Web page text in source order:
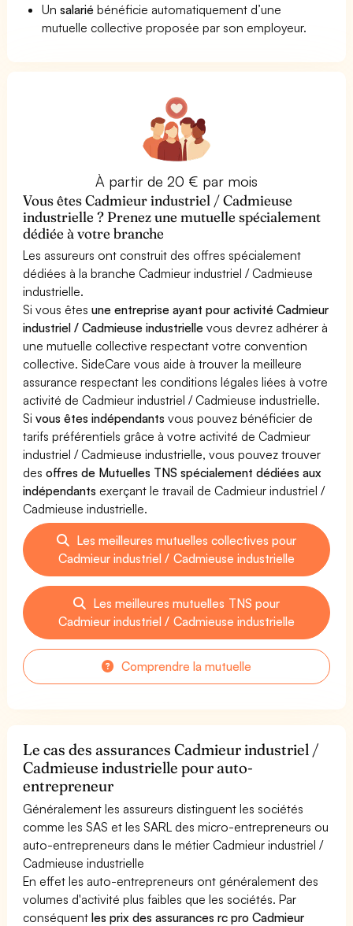
Unsalarié bénéficie automatiquement d’une
mutuelle collective proposée par son employeur.
À partir de 20 € par mois
Vous êtes Cadmieur industriel / Cadmieuse
industrielle ? Prenez une mutuelle spécialement
dédiée à votre branche
Les assureurs ont construit des offres spécialement
dédiées à la branche Cadmieur industriel / Cadmieuse
industrielle.
Si vous êtesune entreprise ayant pour activité Cadmieur
industriel / Cadmieuse industrielle vous devrez adhérer à
une mutuelle collective respectant votre convention
collective. SideCare vous aide à trouver la meilleure
assurance respectant les conditions légales liées à votre
activité de Cadmieur industriel / Cadmieuse industrielle.
Sivous êtes indépendants vous pouvez bénéficier de
tarifs préférentiels grâce à votre activité de Cadmieur
industriel / Cadmieuse industrielle, vous pouvez trouver
desoffres de Mutuelles TNS spécialement dédiées aux
indépendants exerçant le travail de Cadmieur industriel /
Cadmieuse industrielle.
Les meilleures mutuelles collectives pour
Cadmieur industriel / Cadmieuse industrielle
Les meilleures mutuelles TNS pour
Cadmieur industriel / Cadmieuse industrielle
Comprendre la mutuelle
Le cas des assurances Cadmieur industriel /
Cadmieuse industrielle pour auto-
entrepreneur
Généralement les assureurs distinguent les sociétés
comme les SAS et les SARL des micro-entrepreneurs ou
auto-entrepreneurs dans le métier Cadmieur industriel /
Cadmieuse industrielle
En effet les auto-entrepreneurs ont généralement des
volumes d'activité plus faibles que les sociétés. Par
conséquentles prix des assurances rc pro Cadmieur